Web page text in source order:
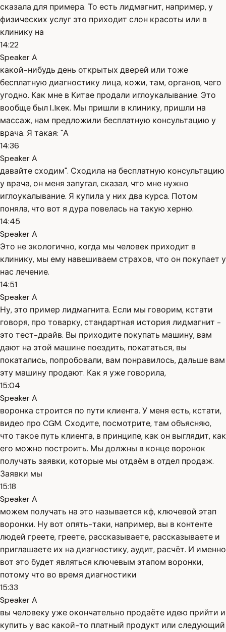
сказала для примера. То есть лидмагнит, например, у
физических услуг это приходит слон красоты или в
клинику на
14:22
Speaker A
какой-нибудь день открытых дверей или тоже
бесплатную диагностику лица, кожи, там, органов, чего
угодно. Как мне в Китае продали иглоукалывание. Это
вообще был l..lкек. Мы пришли в клинику, пришли на
массаж, нам предложили бесплатную консультацию у
врача. Я такая: "А
14:36
Speaker A
давайте сходим". Сходила на бесплатную консультацию
у врача, он меня запугал, сказал, что мне нужно
иглоукалывание. Я купила у них два курса. Потом
поняла, что вот я дура повелась на такую херню.
14:45
Speaker A
Это не экологично, когда мы человек приходит в
клинику, мы ему навешиваем страхов, что он покупает у
нас лечение.
14:51
Speaker A
Ну, это пример лидмагнита. Если мы говорим, кстати
говоря, про товарку, стандартная история лидмагнит -
это тест-драйв. Вы приходите покупать машину, вам
дают на этой машине поездить, покататься, вы
покатались, попробовали, вам понравилось, дальше вам
эту машину продают. Как я уже говорила,
15:04
Speaker A
воронка строится по пути клиента. У меня есть, кстати,
видео про CGM. Сходите, посмотрите, там объясняю,
что такое путь клиента, в принципе, как он выглядит, как
его можно построить. Мы должны в конце воронок
получать заявки, которые мы отдаём в отдел продаж.
Заявки мы
15:18
Speaker A
можем получать на это называется кф, ключевой этап
воронки. Ну вот опять-таки, например, вы в контенте
людей греете, греете, рассказываете, рассказываете и
приглашаете их на диагностику, аудит, расчёт. И именно
вот это будет являться ключевым этапом воронки,
потому что во время диагностики
15:33
Speaker A
вы человеку уже окончательно продаёте идею прийти и
купить у вас какой-то платный продукт или следующий